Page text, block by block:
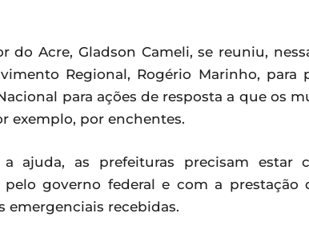
do Acre, Gladson Cameli, se reuniu,
Regional, Rogério Marinho, para
para ações de resposta a que os
exemplo, por enchentes.
a ajuda, as prefeituras precisam estar
pelo governo federal e com a
emergenciais recebidas.